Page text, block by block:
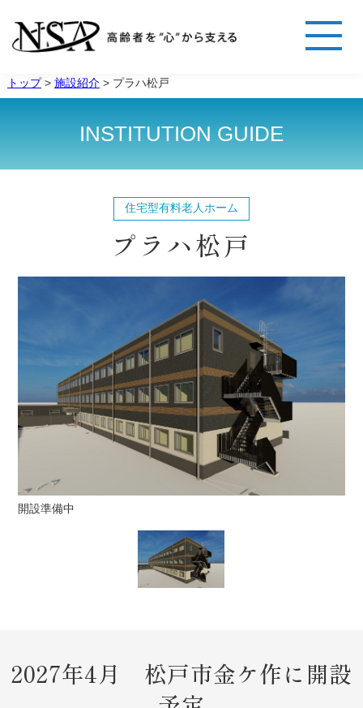
トップ> 施設紹介> プラハ松戸
INSTITUTION GUIDE
住宅型有料老人ホーム
プラハ松戸
開設準備中
2027年4月 松戸市金ケ作に開設